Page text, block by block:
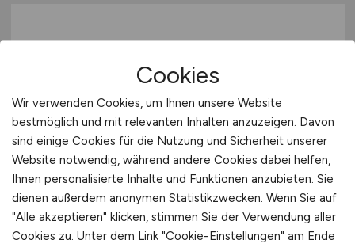
Netzwerkadministrator(m/w/d)
03.06.2026
Saarbrücken
Cookies
Wir verwenden Cookies, um Ihnen unsere Website
bestmöglich und mit relevanten Inhalten anzuzeigen. Davon
sind einige Cookies für die Nutzung und Sicherheit unserer
Website notwendig, während andere Cookies dabei helfen,
Ihnen personalisierte Inhalte und Funktionen anzubieten. Sie
dienen außerdem anonymen Statistikzwecken. Wenn Sie auf
"Alle akzeptieren" klicken, stimmen Sie der Verwendung aller
Cookies zu. Unter dem Link "Cookie-Einstellungen" am Ende